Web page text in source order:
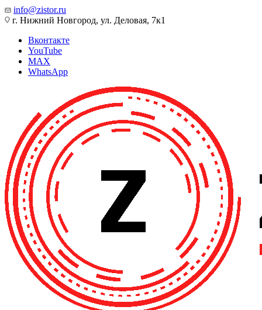
info@zistor.ru
г. Нижний Новгород, ул. Деловая, 7к1
Вконтакте
YouTube
MAX
WhatsApp